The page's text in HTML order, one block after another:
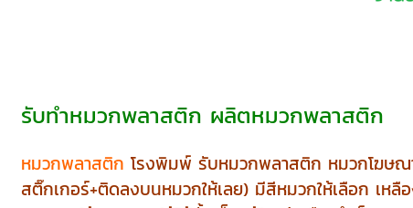
รับทำหมวกพลาสติก ผลิตหมวกพลาสติก
หมวกพลาสติก โรงพิมพ์ รับหมวกพลาสติก หมวกโฆษณ
สติ๊กเกอร์+ติดลงบนหมวกให้เลย) มีสีหมวกให้เลือก เ